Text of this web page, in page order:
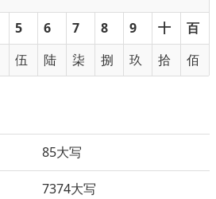
5 6 7 8 9 十
百
伍 陆 柒 捌 玖 拾 佰
85大写
7374大写